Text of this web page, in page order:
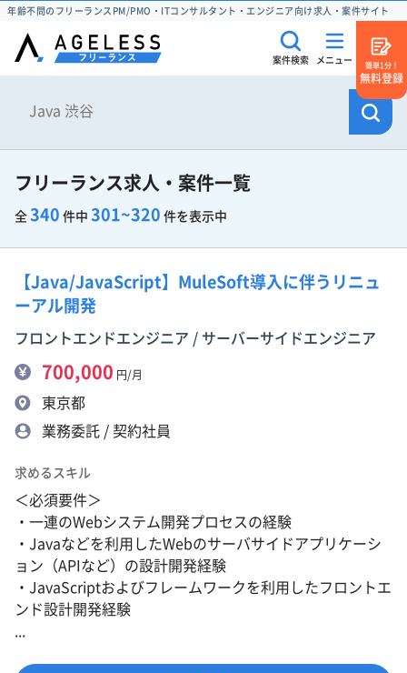
年齢不問のフリーランスPM/PMO・ITコンサルタント・エンジニア向け求人・案件サイト
案件検索 メニュー
簡単1分！
無料登録
フリーランス求人・案件一覧
全 340 件中 301~320 件を表示中
【Java/JavaScript】MuleSoft導入に伴うリニュ
ーアル開発
フロントエンドエンジニア / サーバーサイドエンジニア
700,000 円/月
東京都
業務委託 / 契約社員
求めるスキル
＜必須要件＞
・一連のWebシステム開発プロセスの経験
・Javaなどを利用したWebのサーバサイドアプリケーシ
ョン（APIなど）の設計開発経験
・JavaScriptおよびフレームワークを利用したフロントエ
ンド設計開発経験